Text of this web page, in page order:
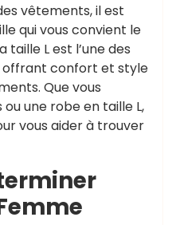
vêtements, il est
qui vous convient le
taille L est l’une des
offrant confort et style
Que vous
une robe en taille L,
vous aider à trouver